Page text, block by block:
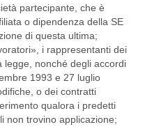
partecipante, che è
o dipendenza della SE
di questa ultima;
i rappresentanti dei
legge, nonché degli accordi
1993 e 27 luglio
o dei contratti
qualora i predetti
non trovino applicazione;